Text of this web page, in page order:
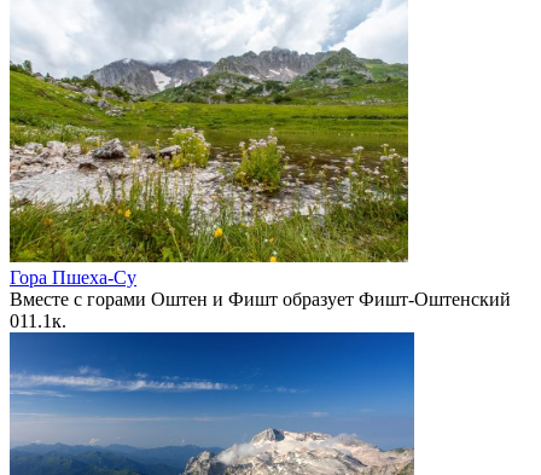
Гора Пшеха-Су
Вместе с горами Оштен и Фишт образует Фишт-Оштенский
011.1к.